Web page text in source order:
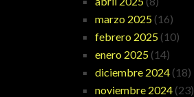
marzo 2025(16)
febrero 2025(10)
enero 2025(14)
diciembre 2024(18)
noviembre 2024(23)